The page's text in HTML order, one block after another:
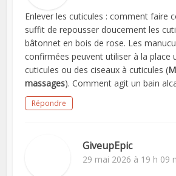
Enlever les cuticules : comment faire
suffit de repousser doucement les
bâtonnet en bois de rose. Les
confirmées peuvent utiliser à la place
cuticules ou des ciseaux à cuticules (
massages). Comment agit un bain
Répondre
GiveupEpic
29 mai 2026 à 19 h 09